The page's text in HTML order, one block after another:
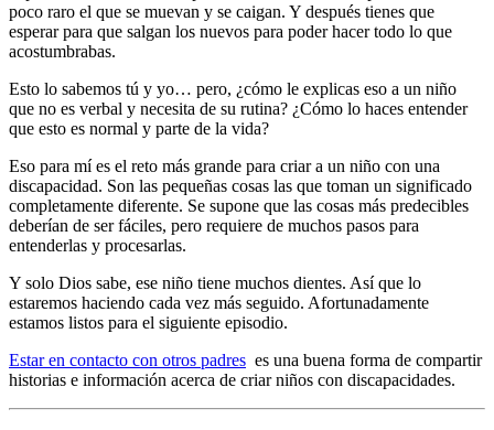
poco raro el que se muevan y se caigan. Y después tienes que
esperar para que salgan los nuevos para poder hacer todo lo que
acostumbrabas.
Esto lo sabemos tú y yo… pero, ¿cómo le explicas eso a un niño
que no es verbal y necesita de su rutina? ¿Cómo lo haces entender
que esto es normal y parte de la vida?
Eso para mí es el reto más grande para criar a un niño con una
discapacidad. Son las pequeñas cosas las que toman un significado
completamente diferente. Se supone que las cosas más predecibles
deberían de ser fáciles, pero requiere de muchos pasos para
entenderlas y procesarlas.
Y solo Dios sabe, ese niño tiene muchos dientes. Así que lo
estaremos haciendo cada vez más seguido. Afortunadamente
estamos listos para el siguiente episodio.
Estar en contacto con otros padres es una buena forma de compartir
historias e información acerca de criar niños con discapacidades.